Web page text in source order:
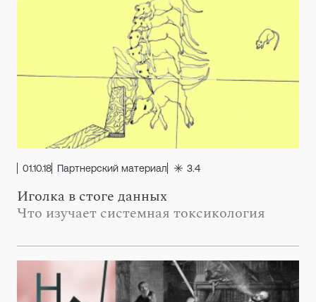
01.10.18 Партнерский материал 3.4
Иголка в стоге данных
Что изучает системная токсикология